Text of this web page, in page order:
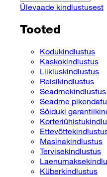
Ülevaade kindlustusest
Tooted
Kodukindlustus
Kaskokindlustus
Liikluskindlustus
Reisikindlustus
Seadmekindlustus
Seadme
Sõiduki
Masinakindlustus
Tervisekindlustus
Küberkindlustus